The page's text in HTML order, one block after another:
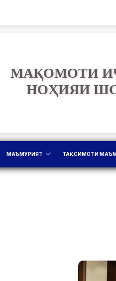
МАҚОМОТИ
НОҲИЯИ
МАЪМУРИЯТ ТАҚСИМОТИ